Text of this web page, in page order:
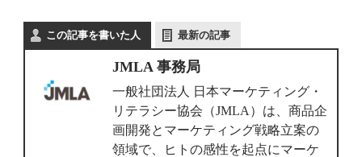
この記事を書いた人 最新の記事
JMLA 事務局
一般社団法人 日本マーケティング・
リテラシー協会（JMLA）は、商品企
画開発とマーケティング戦略立案の
領域で、ヒトの感性を起点にマーケ